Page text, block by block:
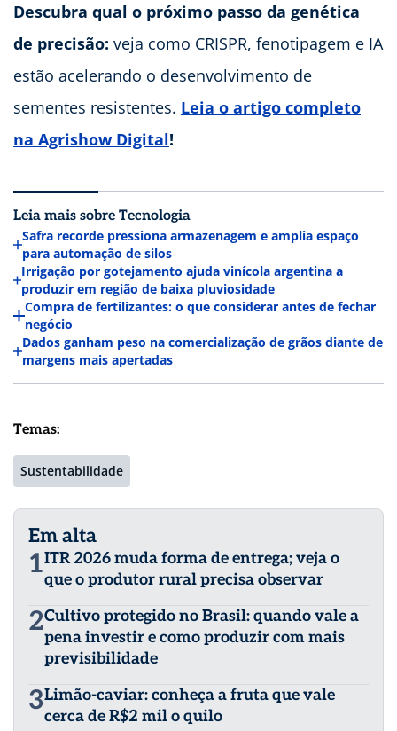
Descubra qual o próximo passo da genética
de precisão: veja como CRISPR, fenotipagem e IA
estão acelerando o desenvolvimento de
sementes resistentes. Leia o artigo completo
na Agrishow Digital!
Leia mais sobre Tecnologia
Safra recorde pressiona armazenagem e amplia espaço
para automação de silos
Irrigação por gotejamento ajuda vinícola argentina a
produzir em região de baixa pluviosidade
Compra de fertilizantes: o que considerar antes de fechar
negócio
Dados ganham peso na comercialização de grãos diante de
margens mais apertadas
Temas:
Sustentabilidade
Em alta
1ITR 2026 muda forma de entrega; veja o
que o produtor rural precisa observar
2Cultivo protegido no Brasil: quando vale a
pena investir e como produzir com mais
previsibilidade
3Limão-caviar: conheça a fruta que vale
cerca de R$2 mil o quilo